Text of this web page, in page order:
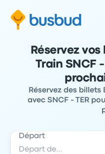
Réservez
Train SNCF
Réservez des billets
avec SNCF - TER
Départ